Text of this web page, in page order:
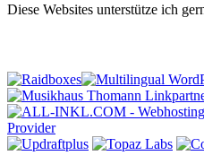
Diese Websites unterstütze ich